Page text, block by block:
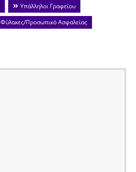
Υπάλληλοι Γραφείου
Φύλακες/Προσωπικό Ασφαλείας